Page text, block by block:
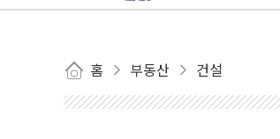
홈 부동산 건설